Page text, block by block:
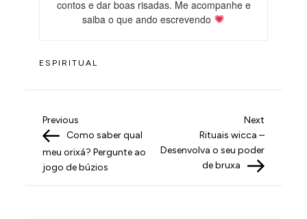
contos e dar boas risadas. Me acompanhe e
saiba o que ando escrevendo
ESPIRITUAL
N
a
v
Previous
Post
Previous
Como saber qual
meu orixá? Pergunte ao
jogo de búzios
Next
Post
Next
Rituais wicca –
Desenvolva o seu poder
de bruxa